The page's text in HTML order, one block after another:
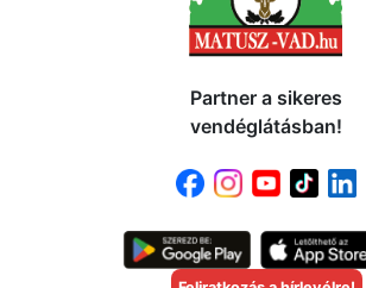
Partner a sikeres
vendéglátásban!